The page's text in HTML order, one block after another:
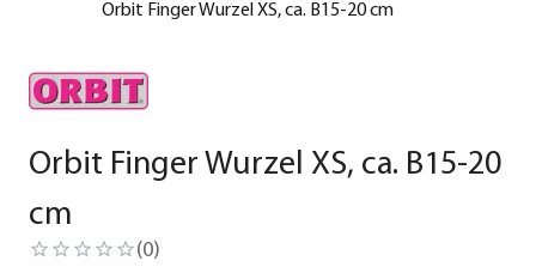
Orbit Finger Wurzel XS, ca. B15-20 cm
Orbit Finger Wurzel XS, ca. B15-20
cm
(0)